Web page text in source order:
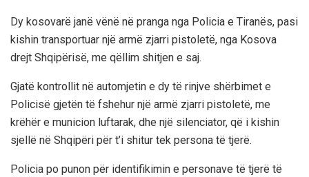
Dy kosovarë janë vënë në pranga nga Policia e Tiranës, pasi
kishin transportuar një armë zjarri pistoletë, nga Kosova
drejt Shqipërisë, me qëllim shitjen e saj.
Gjatë kontrollit në automjetin e dy të rinjve shërbimet e
Policisë gjetën të fshehur një armë zjarri pistoletë, me
krëhër e municion luftarak, dhe një silenciator, që i kishin
sjellë në Shqipëri për t’i shitur tek persona të tjerë.
Policia po punon për identifikimin e personave të tjerë të